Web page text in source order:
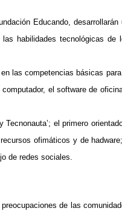
Educando, desarrollarán
habilidades tecnológicas de
las competencias básicas para
el software de
Tecnonauta’; el primero
ofimáticos y de
de redes sociales.
de las